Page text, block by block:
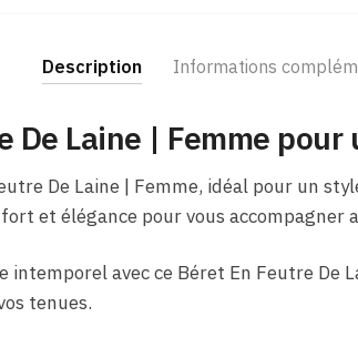
Description Informations
De Laine | Femme
De Laine | Femme, idéal pour un
et élégance pour vous accompagner
intemporel avec ce Béret En Feutre De
tenues.